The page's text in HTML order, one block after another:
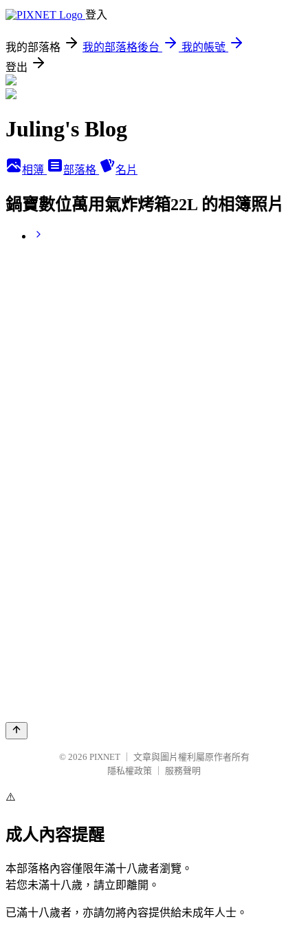
登入
我的部落格 我的部落格後台
我的帳號
登出
Juling's Blog
相簿 部落格 名片
鍋寶數位萬用氣炸烤箱22L 的相簿照片
© 2026 PIXNET
文章與圖片權利屬原作者所有
隱私權政策
服務聲明
⚠️
成人內容提醒
本部落格內容僅限年滿十八歲者瀏覽。
若您未滿十八歲，請立即離開。
已滿十八歲者，亦請勿將內容提供給未成年人士。